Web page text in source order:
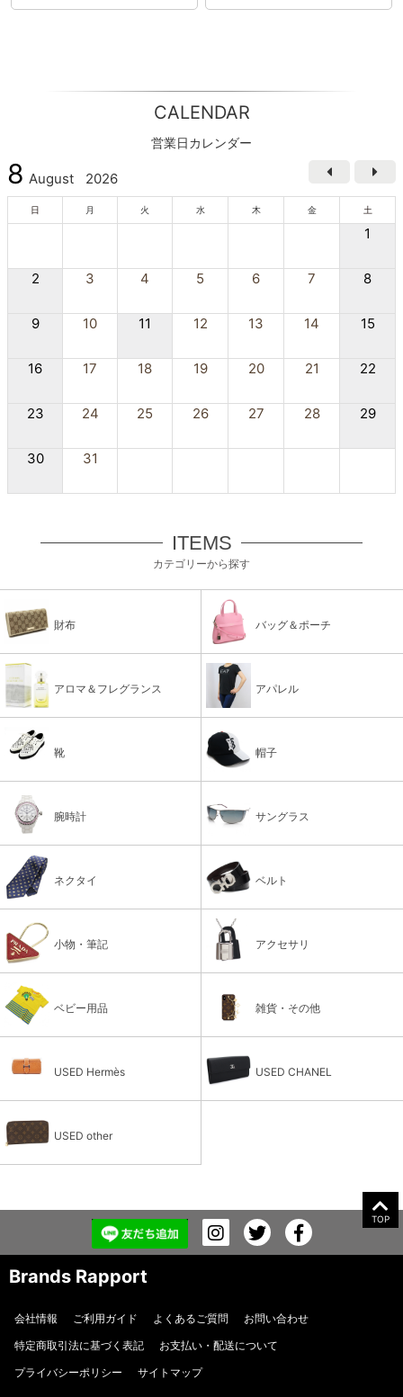
CALENDAR
営業日カレンダー
8 August 2026
日 月 火 水 木 金 土
1
2 3 4 5 6 7 8
9 10 11 12 13 14 15
16 17 18 19 20 21 22
23 24 25 26 27 28 29
30 31
ITEMS
カテゴリーから探す
財布 バッグ＆ポーチ
アロマ＆フレグランス アパレル
靴 帽子
腕時計 サングラス
ネクタイ ベルト
小物・筆記 アクセサリ
ベビー用品 雑貨・その他
USED Hermès USED CHANEL
USED other
TOP
Brands Rapport
会社情報 ご利用ガイド よくあるご質問
お問い合わせ
特定商取引法に基づく表記
お支払い・配送について
プライバシーポリシー
サイトマップ